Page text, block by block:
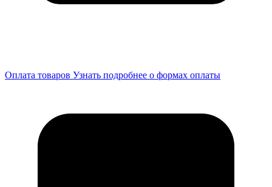
Оплата товаров Узнать подробнее о формах оплаты